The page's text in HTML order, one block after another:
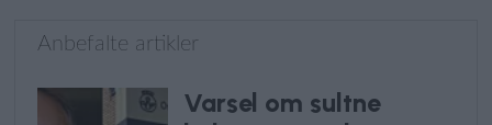
Anbefalte artikler
Varsel om sultne